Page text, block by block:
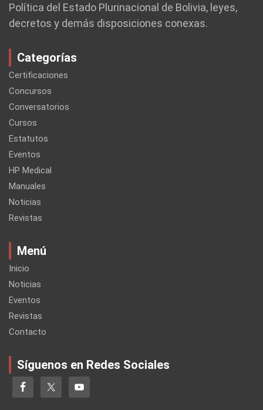
Política del Estado Plurinacional de Bolivia, leyes,
decretos y demás disposiciones conexas.
Categorías
Certificaciones
Concursos
Conversatorios
Cursos
Estatutos
Eventos
HP Medical
Manuales
Noticias
Revistas
Menú
Inicio
Noticias
Eventos
Revistas
Contacto
Síguenos en Redes Sociales